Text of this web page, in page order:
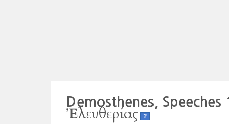
Demosthenes, Speeches
Ἐλευθερίας ?